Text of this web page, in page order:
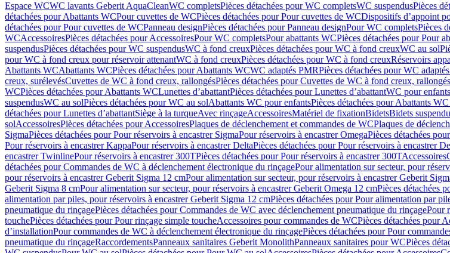
Espace WCWC lavants Geberit AquaCleanWC completsPièces détachées pour WC completsWC suspendusPièces
détachées pour Abattants WCPour cuvettes de WCPièces détachées pour Pour cuvettes de WCDispositifs d’appoint
détachées pour Pour cuvettes de WCPanneau designPièces détachées pour Panneau designPour WC completsPièces
WCAccessoiresPièces détachées pour AccessoiresPour WC completsPour abattants WCPièces détachées pour Pour
suspendusPièces détachées pour WC suspendusWC à fond creuxPièces détachées pour WC à fond creuxWC au sol
pour WC à fond creux pour réservoir attenantWC à fond creuxPièces détachées pour WC à fond creuxRéservoirs
Abattants WCAbattants WCPièces détachées pour Abattants WCWC adaptés PMRPièces détachées pour WC
creux, surélevésCuvettes de WC à fond creux, rallongésPièces détachées pour Cuvettes de WC à fond creux, rallongés
WCPièces détachées pour Abattants WCLunettes d’abattantPièces détachées pour Lunettes d’abattantWC pour enfants
suspendusWC au solPièces détachées pour WC au solAbattants WC pour enfantsPièces détachées pour Abattants
détachées pour Lunettes d’abattantSiège à la turqueAvec rinçageAccessoiresMatériel de fixationBidetsBidets
solAccessoiresPièces détachées pour AccessoiresPlaques de déclenchement et commandes de WCPlaques de
SigmaPièces détachées pour Pour réservoirs à encastrer SigmaPour réservoirs à encastrer OmegaPièces détachées
Pour réservoirs à encastrer KappaPour réservoirs à encastrer DeltaPièces détachées pour Pour réservoirs à encastrer
encastrer TwinlinePour réservoirs à encastrer 300TPièces détachées pour Pour réservoirs à encastrer 300TAccessoires
détachées pour Commandes de WC à déclenchement électronique du rinçagePour alimentation sur secteur, pour
pour réservoirs à encastrer Geberit Sigma 12 cmPour alimentation sur secteur, pour réservoirs à encastrer Geberit
Geberit Sigma 8 cmPour alimentation sur secteur, pour réservoirs à encastrer Geberit Omega 12 cmPièces détachées
alimentation par piles, pour réservoirs à encastrer Geberit Sigma 12 cmPièces détachées pour Pour alimentation par
pneumatique du rinçagePièces détachées pour Commandes de WC avec déclenchement pneumatique du rinçagePour
touchePièces détachées pour Pour rinçage simple toucheAccessoires pour commandes de WCPièces détachées pour
d’installationPour commandes de WC à déclenchement électronique du rinçagePièces détachées pour Pour
pneumatique du rinçageRaccordementsPanneaux sanitaires Geberit MonolithPanneaux sanitaires pour WCPièces